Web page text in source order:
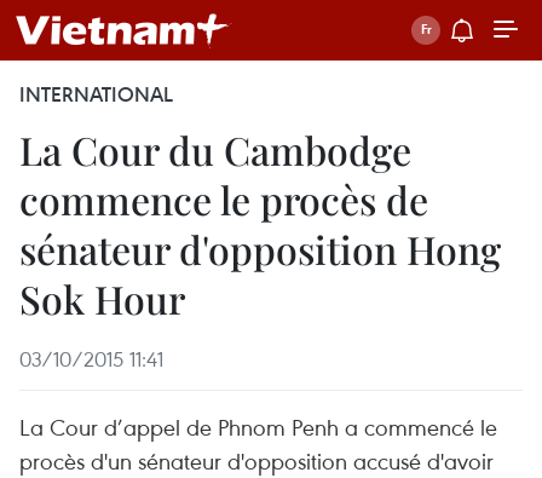
INTERNATIONAL
La Cour du Cambodge
commence le procès de
sénateur d'opposition Hong
Sok Hour
03/10/2015 11:41
La Cour d’appel de Phnom Penh a commencé le
procès d'un sénateur d'opposition accusé d'avoir